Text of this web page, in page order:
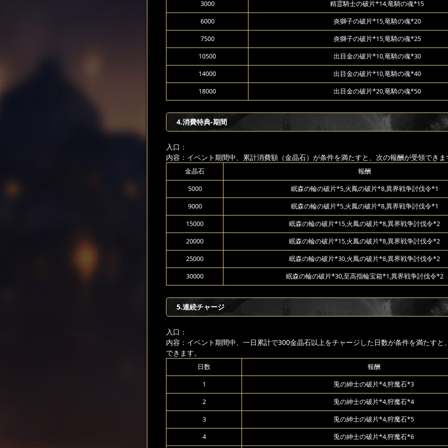
3000 精霊騎士の破片*14,竜騎の魂*15
6000 炎獅子の破片*15,竜騎の魂*20
7500 炎獅子の破片*15,竜騎の魂*25
10500 出目金の破片*10,竜騎の魂*30
14000 出目金の破片*10,竜騎の魂*40
18000 出目金の破片*20,竜騎の魂*50
4.消費特典-期間
入口：
内容：イベント期間中、累計消費額（金晶石）が条件を満たすと、次の報酬が受領できま
金晶石 報酬
5000 眠森の輪の破片*5,火鳳の破片*8,異界戦争討伐令*1
9000 眠森の輪の破片*5,火鳳の破片*8,異界戦争討伐令*1
15000 眠森の輪の破片*15,火鳳の破片*8,異界戦争討伐令*2
20000 眠森の輪の破片*15,火鳳の破片*8,異界戦争討伐令*2
25000 眠森の輪の破片*30,火鳳の破片*8,異界戦争討伐令*2
30000 眠森の輪の破片*30,至高指輪宝箱*1,異界戦争討伐令*2
5.連続チャージ
入口：
内容：イベント期間中、一日累計で300金晶石以上をチャージした日数が条件を満たすと
できます。
日数 報酬
1 兎の紳士の破片*4,狩魔石*3
2 兎の紳士の破片*4,狩魔石*4
3 兎の紳士の破片*4,狩魔石*5
4 兎の紳士の破片*4,狩魔石*6